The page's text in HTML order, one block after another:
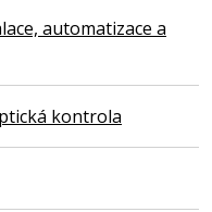
automatizace a
kontrola